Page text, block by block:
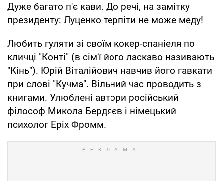
Дуже багато п'є кави. До речі, на замітку
президенту: Луценко терпіти не може меду!
Любить гуляти зі своїм кокер-спаніеля по
кличці "Конті" (в сім'ї його ласкаво називають
"Кінь"). Юрій Віталійович навчив його гавкати
при слові "Кучма". Вільний час проводить з
книгами. Улюблені автори російський
філософ Микола Бердяєв і німецький
психолог Еріх Фромм.